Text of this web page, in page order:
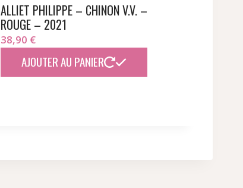
ALLIET PHILIPPE – CHINON V.V. –
ROUGE – 2021
38,90 €
AJOUTER AU PANIER